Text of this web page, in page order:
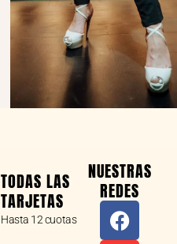
TODAS LAS
TARJETAS
Hasta 12 cuotas
NUESTRAS
REDES
F
a
I
n
W
h